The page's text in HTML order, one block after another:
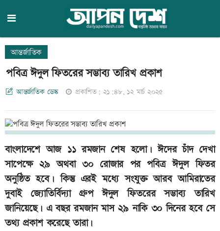
আন্তর্জাতিক
পবিত্র ঈদুল ফিতরের সম্ভাব্য তারিখ প্রকাশ
আন্তর্জাতিক ডেস্ক প্রকাশিত: ২১:৪৮, ১২ মার্চ ২০২৫
বাংলাদেশে আজ ১১ রমজান শেষ হলো। ঈদের চাঁদ দেখা
সাপেক্ষে ২৯ অথবা ৩০ রোজার পর পবিত্র ঈদুল ফিতর
অনুষ্ঠিত হবে। কিন্তু এরই মধ্যে সংযুক্ত আরব আমিরাতের
দুবাই জ্যোতির্বিদ্যা গ্রুপ ঈদুল ফিতরের সম্ভাব্য তারিখ
জানিয়েছে। এ বছর রমজান মাস ২৯ নাকি ৩০ দিনের হবে সে
তথ্য প্রকাশ করেছে তারা।